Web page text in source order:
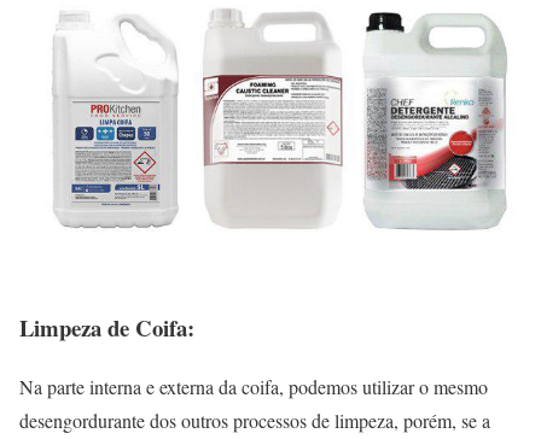
Limpeza de Coifa:
Na parte interna e externa da coifa, podemos utilizar o mesmo
desengordurante dos outros processos de limpeza, porém, se a